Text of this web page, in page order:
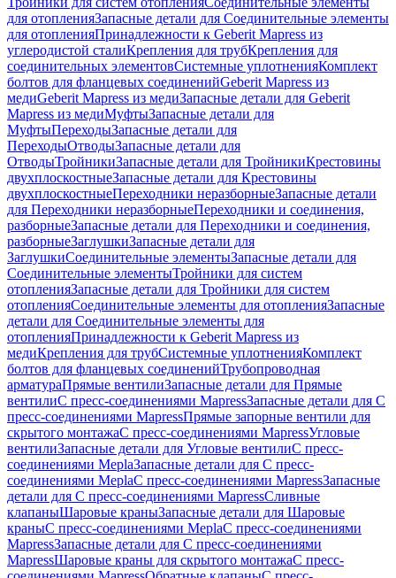
для отопленияЗапасные детали для Соединительные элементы
для отопленияПринадлежности к Geberit Mapress из
углеродистой сталиКрепления для трубКрепления для
соединительных элементовСистемные уплотненияКомплект
болтов для фланцевых соединенийGeberit Mapress из
медиGeberit Mapress из медиЗапасные детали для Geberit
Mapress из медиМуфтыЗапасные детали для
МуфтыПереходыЗапасные детали для
ПереходыОтводыЗапасные детали для
ОтводыТройникиЗапасные детали для ТройникиКрестовины
двухплоскостныеЗапасные детали для Крестовины
двухплоскостныеПереходники неразборныеЗапасные детали
для Переходники неразборныеПереходники и соединения,
разборныеЗапасные детали для Переходники и соединения,
разборныеЗаглушкиЗапасные детали для
ЗаглушкиСоединительные элементыЗапасные детали для
Соединительные элементыТройники для систем
отопленияЗапасные детали для Тройники для систем
отопленияСоединительные элементы для отопленияЗапасные
детали для Соединительные элементы для
отопленияПринадлежности к Geberit Mapress из
медиКрепления для трубСистемные уплотненияКомплект
болтов для фланцевых соединенийТрубопроводная
арматураПрямые вентилиЗапасные детали для Прямые
вентилиС пресс-соединениями MapressЗапасные детали для С
пресс-соединениями MapressПрямые запорные вентили для
скрытого монтажаС пресс-соединениями MapressУгловые
вентилиЗапасные детали для Угловые вентилиС пресс-
соединениями MeplaЗапасные детали для С пресс-
соединениями MeplaС пресс-соединениями MapressЗапасные
детали для С пресс-соединениями MapressСливные
клапаныШаровые краныЗапасные детали для Шаровые
краныС пресс-соединениями MeplaС пресс-соединениями
MapressЗапасные детали для С пресс-соединениями
MapressШаровые краны для скрытого монтажаС пресс-